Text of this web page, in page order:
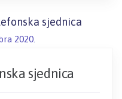
sjednica
2020.
sjednica